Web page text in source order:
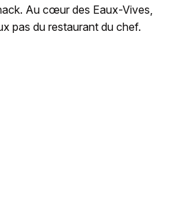
Au cœur des Eaux-Vives,
pas du restaurant du chef.